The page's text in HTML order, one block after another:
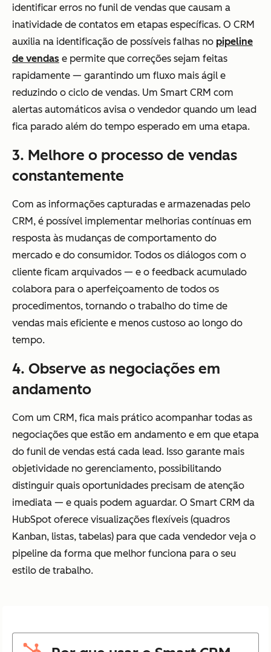
identificar erros no funil de vendas que causam a
inatividade de contatos em etapas específicas. O CRM
auxilia na identificação de possíveis falhas no pipeline
de vendas e permite que correções sejam feitas
rapidamente — garantindo um fluxo mais ágil e
reduzindo o ciclo de vendas. Um Smart CRM com
alertas automáticos avisa o vendedor quando um lead
fica parado além do tempo esperado em uma etapa.
3. Melhore o processo de vendas
constantemente
Com as informações capturadas e armazenadas pelo
CRM, é possível implementar melhorias contínuas em
resposta às mudanças de comportamento do
mercado e do consumidor. Todos os diálogos com o
cliente ficam arquivados — e o feedback acumulado
colabora para o aperfeiçoamento de todos os
procedimentos, tornando o trabalho do time de
vendas mais eficiente e menos custoso ao longo do
tempo.
4. Observe as negociações em
andamento
Com um CRM, fica mais prático acompanhar todas as
negociações que estão em andamento e em que etapa
do funil de vendas está cada lead. Isso garante mais
objetividade no gerenciamento, possibilitando
distinguir quais oportunidades precisam de atenção
imediata — e quais podem aguardar. O Smart CRM da
HubSpot oferece visualizações flexíveis (quadros
Kanban, listas, tabelas) para que cada vendedor veja o
pipeline da forma que melhor funciona para o seu
estilo de trabalho.